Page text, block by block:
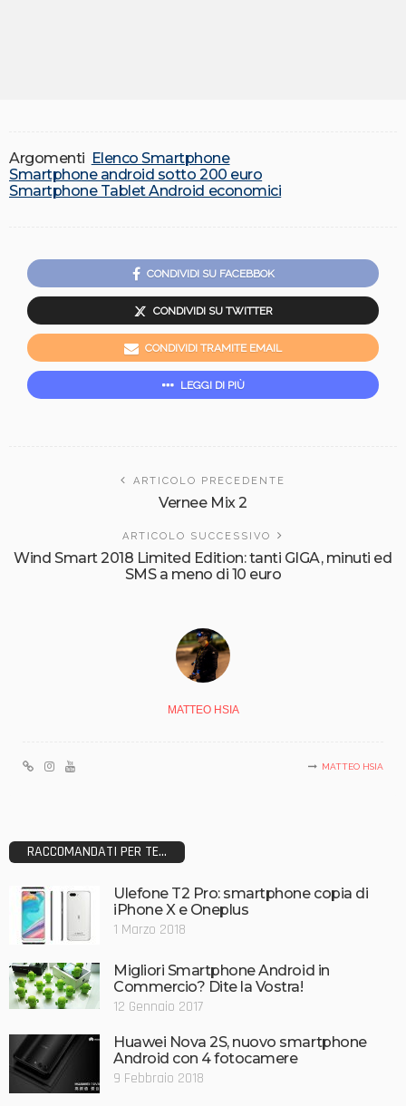
Argomenti Elenco Smartphone
Smartphone android sotto 200 euro
Smartphone Tablet Android economici
CONDIVIDI SU FACEBBOK
CONDIVIDI SU TWITTER
CONDIVIDI TRAMITE EMAIL
LEGGI DI PIÙ
ARTICOLO PRECEDENTE
Vernee Mix 2
ARTICOLO SUCCESSIVO
Wind Smart 2018 Limited Edition: tanti GIGA, minuti ed
SMS a meno di 10 euro
MATTEO HSIA
MATTEO HSIA
RACCOMANDATI PER TE...
Ulefone T2 Pro: smartphone copia di
iPhone X e Oneplus
1 Marzo 2018
Migliori Smartphone Android in
Commercio? Dite la Vostra!
12 Gennaio 2017
Huawei Nova 2S, nuovo smartphone
Android con 4 fotocamere
9 Febbraio 2018